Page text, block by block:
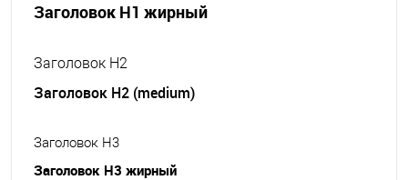
Заголовок H1 жирный
Заголовок H2
Заголовок H2 (medium)
Заголовок H3
Заголовок H3 жирный